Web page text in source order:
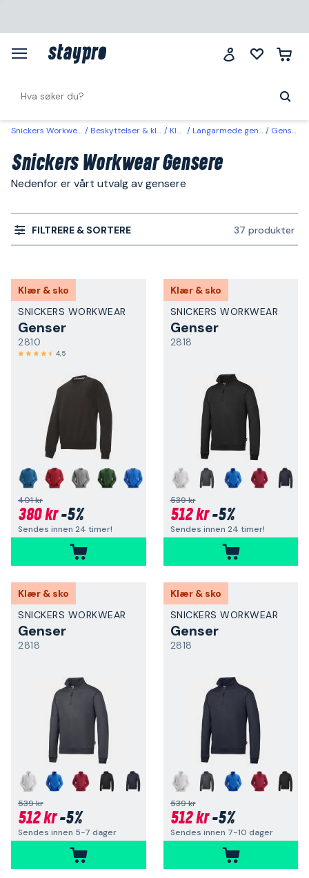
Snickers Workwear Beskyttelser & klær Klær Langarmede gensere Gensere
Snickers Workwear Gensere
Nedenfor er vårt utvalg av gensere
FILTRERE & SORTERE 37 produkter
Klær & sko
SNICKERS WORKWEAR
Genser
2810
4,5
401 kr
380 kr-5%
Sendes innen 24 timer!
Klær & sko
SNICKERS WORKWEAR
Genser
2818
539 kr
512 kr-5%
Sendes innen 24 timer!
Klær & sko
SNICKERS WORKWEAR
Genser
2818
539 kr
512 kr-5%
Sendes innen 5-7 dager
Klær & sko
SNICKERS WORKWEAR
Genser
2818
539 kr
512 kr-5%
Sendes innen 7-10 dager